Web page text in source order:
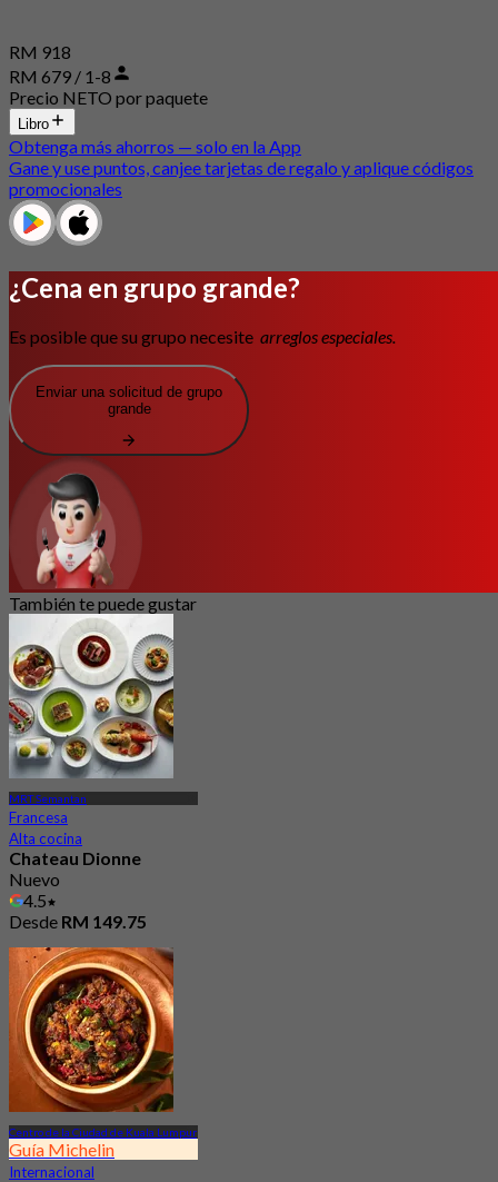
RM 918
RM 679 / 1-8
Precio NETO por paquete
Libro
Obtenga más ahorros — solo en la App
Gane y use puntos, canjee tarjetas de regalo y aplique códigos
promocionales
¿Cena en grupo grande?
Es posible que su grupo necesite arreglos especiales.
Enviar una solicitud de grupo
grande
También te puede gustar
MRT Semantan
Francesa
Alta cocina
Chateau Dionne
Nuevo
4.5
Desde RM 149.75
Centro de la Ciudad de Kuala Lumpur
Guía Michelin
Internacional